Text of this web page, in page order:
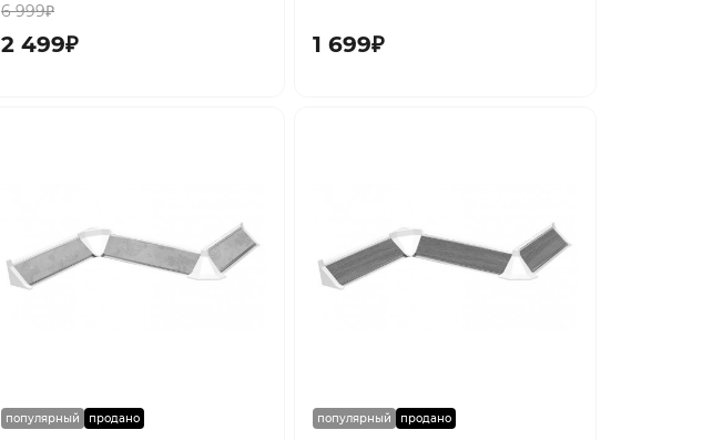
6 999₽
2 499₽ 1 699₽
популярный продано популярный продано